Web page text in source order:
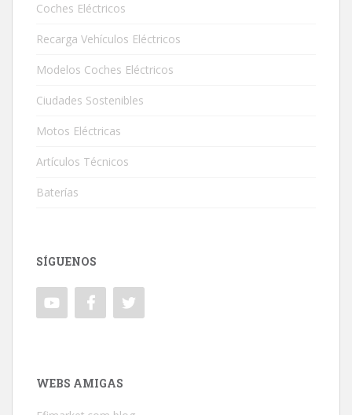
Coches Eléctricos
Recarga Vehículos Eléctricos
Modelos Coches Eléctricos
Ciudades Sostenibles
Motos Eléctricas
Artículos Técnicos
Baterías
SÍGUENOS
WEBS AMIGAS